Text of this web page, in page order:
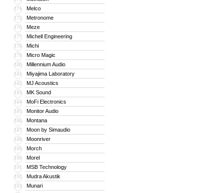
174 Melco
175 Metronome
176 Meze
177 Michell Engineering
178 Michi
179 Micro Magic
180 Millennium Audio
181 Miyajima Laboratory
182 MJ Acoustics
183 MK Sound
184 MoFi Electronics
185 Monitor Audio
186 Montana
187 Moon by Simaudio
188 Moonriver
189 Morch
190 Morel
191 MSB Technology
192 Mudra Akustik
193 Munari